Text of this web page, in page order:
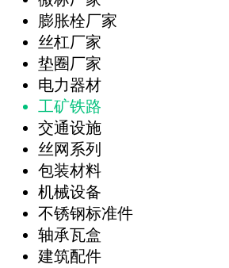
膨胀栓厂家
丝杠厂家
垫圈厂家
电力器材
工矿铁路
交通设施
丝网系列
包装材料
机械设备
不锈钢标准件
轴承瓦盒
建筑配件